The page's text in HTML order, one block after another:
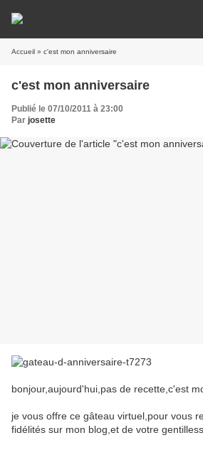
Accueil » c'est mon anniversaire
c'est mon anniversaire
Publié le 07/10/2011 à 23:00
Par josette
bonjour,aujourd'hui,pas de recette,c'est
je vous offre ce gâteau virtuel,pour vous
fidélités sur mon blog,et de votre